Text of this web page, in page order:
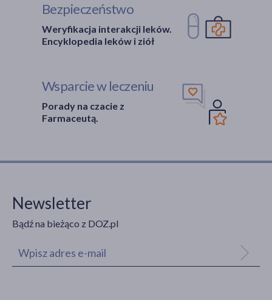
Bezpieczeństwo
Weryfikacja interakcji leków.
Encyklopedia leków i ziół
Wsparcie w leczeniu
Porady na czacie z
Farmaceutą.
Newsletter
Bądź na bieżąco z DOZ.pl